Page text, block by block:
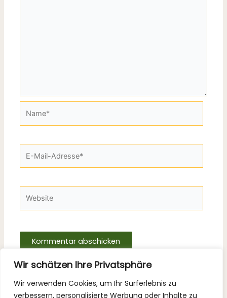
Wir schätzen Ihre Privatsphäre
Wir verwenden Cookies, um Ihr Surferlebnis zu
verbessern, personalisierte Werbung oder Inhalte zu
Mail-